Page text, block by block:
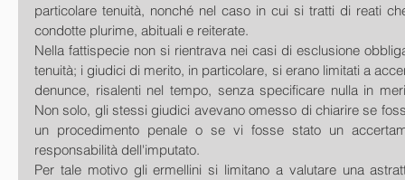
particolare tenuità, nonché nel caso in cui si tratti di reati
condotte plurime, abituali e reiterate.
Nella fattispecie non si rientrava nei casi di esclusione
tenuità; i giudici di merito, in particolare, si erano limitati a
denunce, risalenti nel tempo, senza specificare nulla in
Non solo, gli stessi giudici avevano omesso di chiarire se
un procedimento penale o se vi fosse stato un
responsabilità dell'imputato.
Per tale motivo gli ermellini si limitano a valutare una